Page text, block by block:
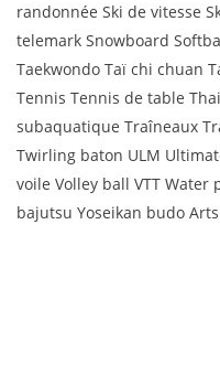
randonnée Ski de vitesse
telemark Snowboard
Taekwondo Taï chi chuan
Tennis Tennis de table
subaquatique Traîneaux
Twirling baton ULM
voile Volley ball VTT Water
bajutsu Yoseikan budo